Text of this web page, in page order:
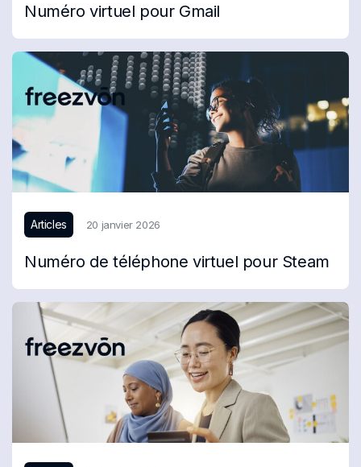
Numéro virtuel pour Gmail
Articles 20 janvier 2026
Numéro de téléphone virtuel pour Steam